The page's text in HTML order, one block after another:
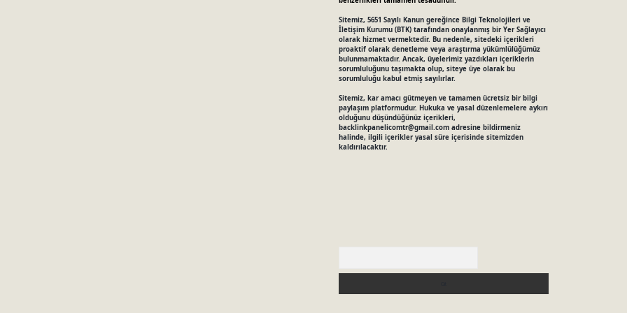
Sitemiz, 5651 Sayılı Kanun gereğince Bilgi Teknolojileri ve
İletişim Kurumu (BTK) tarafından onaylanmış bir Yer Sağlayıcı
olarak hizmet vermektedir. Bu nedenle, sitedeki içerikleri
proaktif olarak denetleme veya araştırma yükümlülüğümüz
bulunmamaktadır. Ancak, üyelerimiz yazdıkları içeriklerin
sorumluluğunu taşımakta olup, siteye üye olarak bu
sorumluluğu kabul etmiş sayılırlar.
Sitemiz, kar amacı gütmeyen ve tamamen ücretsiz bir bilgi
paylaşım platformudur. Hukuka ve yasal düzenlemelere aykırı
olduğunu düşündüğünüz içerikleri,
backlinkpanelicomtr@gmail.comadresine bildirmeniz
halinde, ilgili içerikler yasal süre içerisinde sitemizden
kaldırılacaktır.